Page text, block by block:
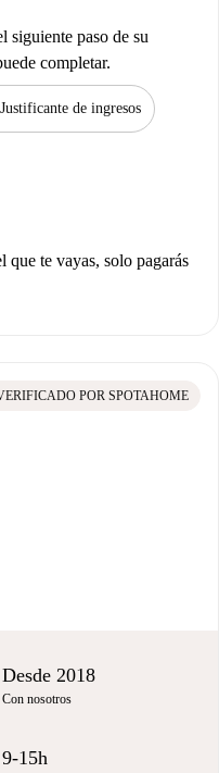
siguiente paso de su
completar.
Justificante de ingresos
que te vayas, solo pagarás
POR SPOTAHOME
Desde 2018
Con nosotros
9-15h